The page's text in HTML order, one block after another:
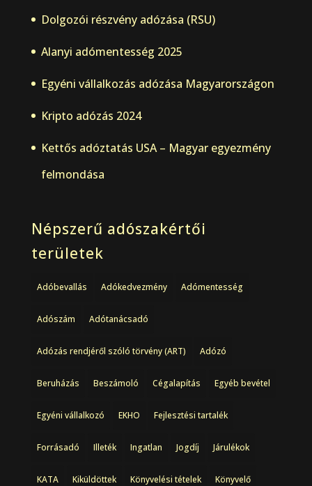
Dolgozói részvény adózása (RSU)
Alanyi adómentesség 2025
Egyéni vállalkozás adózása Magyarországon
Kripto adózás 2024
Kettős adóztatás USA – Magyar egyezmény
felmondása
Népszerű adószakértői
területek
Adóbevallás Adókedvezmény Adómentesség
Adószám Adótanácsadó
Adózás rendjéről szóló törvény (ART) Adózó
Beruházás Beszámoló Cégalapítás Egyéb bevétel
Egyéni vállalkozó EKHO Fejlesztési tartalék
Forrásadó Illeték Ingatlan Jogdíj Járulékok
KATA Kiküldöttek Könyvelési tételek Könyvelő